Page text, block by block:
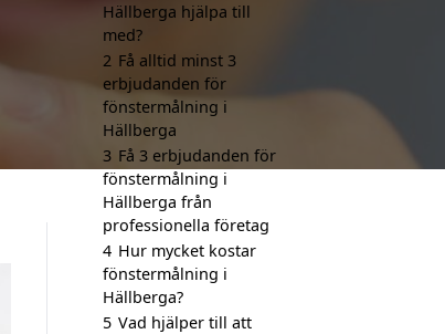
Hällberga hjälpa till
med?
2 Få alltid minst 3
erbjudanden för
fönstermålning i
Hällberga
3 Få 3 erbjudanden för
fönstermålning i
Hällberga från
professionella företag
4 Hur mycket kostar
fönstermålning i
Hällberga?
5 Vad hjälper till att